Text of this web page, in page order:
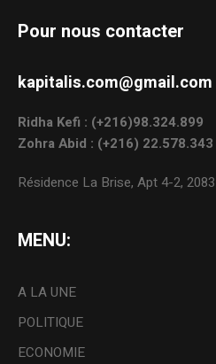
Pour nous contacter
kapitalis.com@gmail.com
Ridha Kefi : (+216)98.324.899
Zohra Abid : (+216) 22.578.343
Résidence La Brise, Apt 4-2,
MENU:
A LA UNE
POLITIQUE
ECONOMIE